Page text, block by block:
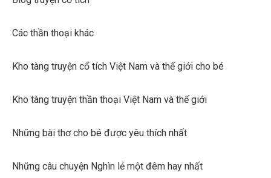
Các thần thoại khác
Kho tàng truyện cổ tích Việt Nam và thế giới cho bé
Kho tàng truyện thần thoại Việt Nam và thế giới
Những bài thơ cho bé được yêu thích nhất
Những câu chuyện Nghìn lẻ một đêm hay nhất